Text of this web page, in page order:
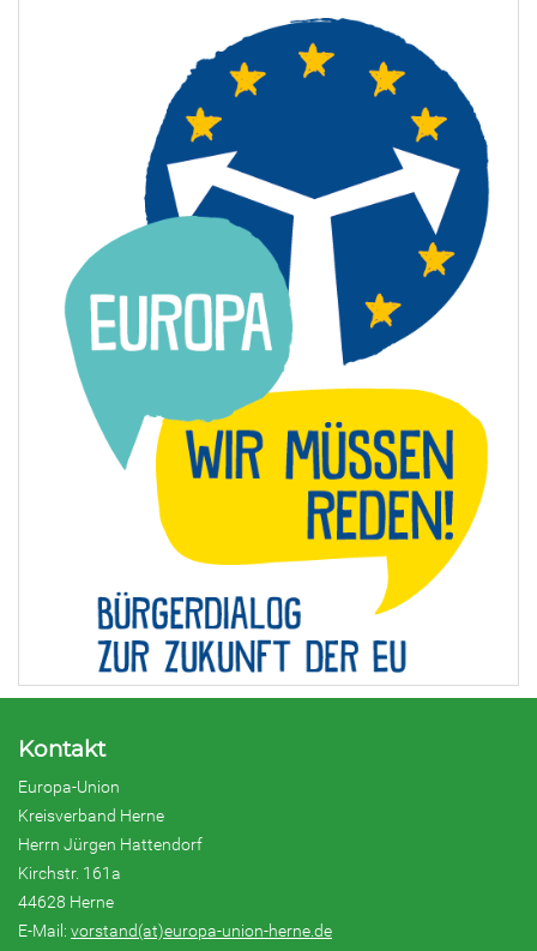
Kontakt
Europa-Union
Kreisverband Herne
Herrn Jürgen Hattendorf
Kirchstr. 161a
44628 Herne
E-Mail: vorstand(at)europa-union-herne.de